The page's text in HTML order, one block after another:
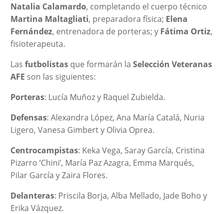
Natalia Calamardo, completando el cuerpo técnico
Martina Maltagliati, preparadora física; Elena
Fernández, entrenadora de porteras; y Fátima Ortiz,
fisioterapeuta.
Las futbolistasque formarán la Selección Veteranas
AFE son las siguientes:
Porteras: Lucía Muñoz y Raquel Zubielda.
Defensas: Alexandra López, Ana María Catalá, Nuria
Ligero, Vanesa Gimbert y Olivia Oprea.
Centrocampistas: Keka Vega, Saray García, Cristina
Pizarro ‘Chini’, María Paz Azagra, Emma Marqués,
Pilar García y Zaira Flores.
Delanteras: Priscila Borja, Alba Mellado, Jade Boho y
Erika Vázquez.